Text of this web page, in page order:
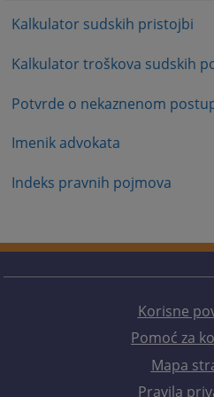
Kalkulator sudskih pristojbi
Kalkulator troškova sudskih
Potvrde o nekaznenom
Imenik advokata
Indeks pravnih pojmova
Korisne
Pomoć za
Mapa
Pravila